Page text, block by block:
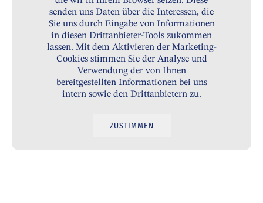
senden uns Daten über die Interessen, die
Sie uns durch Eingabe von Informationen
in diesen Drittanbieter-Tools zukommen
lassen. Mit dem Aktivieren der Marketing-
Cookies stimmen Sie der Analyse und
Verwendung der von Ihnen
bereitgestellten Informationen bei uns
intern sowie den Drittanbietern zu.
ZUSTIMMEN